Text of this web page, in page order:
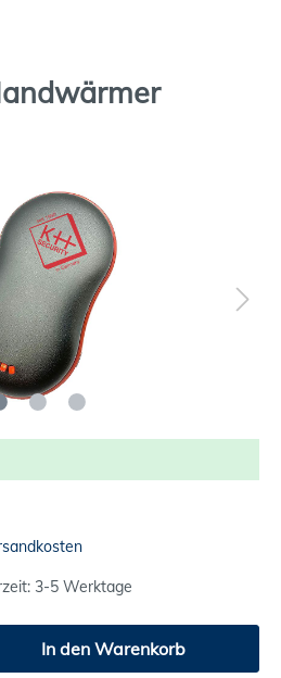
3-5 Werktage
In den Warenkorb